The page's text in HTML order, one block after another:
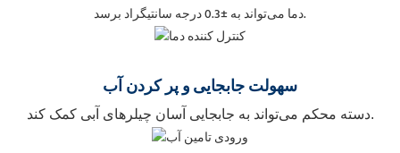
دما می‌تواند به ±0.3 درجه سانتیگراد برسد.
سهولت جابجاییو پر کردن آب
دسته محکم می‌تواند به جابجایی آسان چیلرهای آبی کمک کند.